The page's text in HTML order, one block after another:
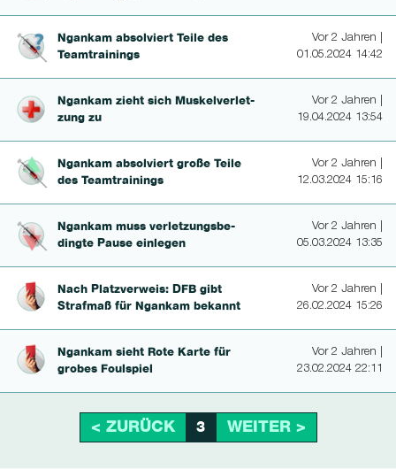
Ngankam absolviert Teile des
Teamtrai­nings
Vor 2 Jahren |
01.05.2024 14:42
Ngankam zieht sich Mus­kelverlet­
zung zu
Vor 2 Jahren |
19.04.2024 13:54
Ngankam absolviert große Teile
des Teamtrai­nings
Vor 2 Jahren |
12.03.2024 15:16
Ngankam muss ver­let­zungsbe­
dingte Pause einlegen
Vor 2 Jahren |
05.03.2024 13:35
Nach Platzver­weis: DFB gibt
Strafmaß für Ngankam bekannt
Vor 2 Jahren |
26.02.2024 15:26
Ngankam sieht Rote Karte für
grobes Foulspiel
Vor 2 Jahren |
23.02.2024 22:11
< ZURÜCK 3 WEITER >